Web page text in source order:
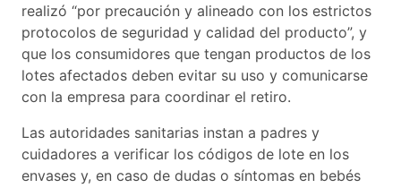
realizó “por precaución y alineado con los estrictos
protocolos de seguridad y calidad del producto”, y
que los consumidores que tengan productos de los
lotes afectados deben evitar su uso y comunicarse
con la empresa para coordinar el retiro.
Las autoridades sanitarias instan a padres y
cuidadores a verificar los códigos de lote en los
envases y, en caso de dudas o síntomas en bebés